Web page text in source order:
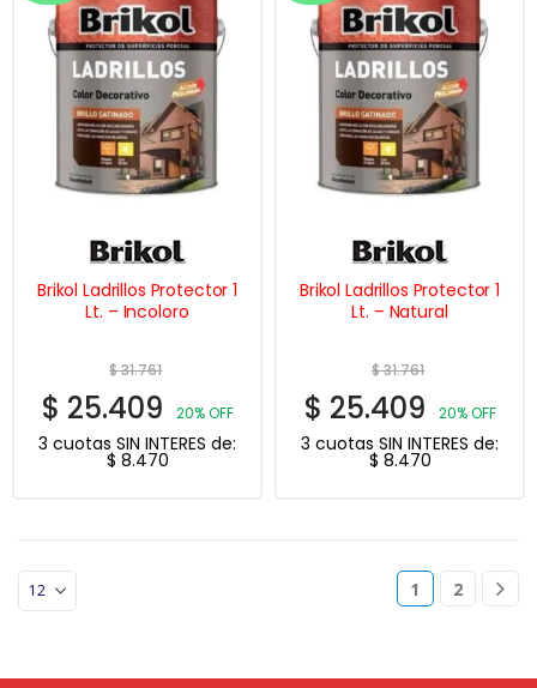
Brikol Ladrillos Protector 1
Lt. – Incoloro
$31.761
$ 25.409 20% OFF
3 cuotas SIN INTERES de:
$ 8.470
Brikol Ladrillos Protector 1
Lt. – Natural
$31.761
$ 25.409 20% OFF
3 cuotas SIN INTERES de:
$ 8.470
1 2